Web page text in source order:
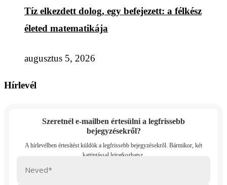
Tíz elkezdett dolog, egy befejezett: a félkész
életed matematikája
augusztus 5, 2026
Hírlevél
Szeretnél e-mailben értesülni a legfrissebb
bejegyzésekről?